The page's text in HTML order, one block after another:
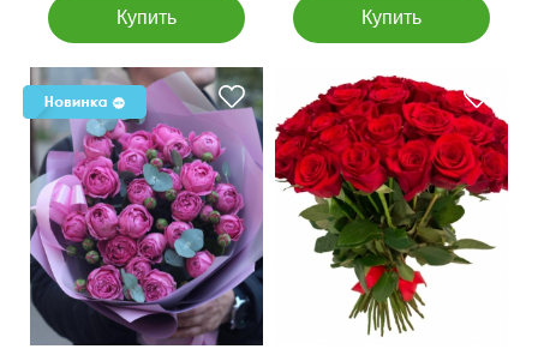
50 см 55 см